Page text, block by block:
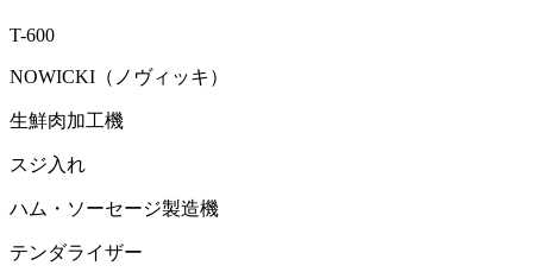
T-600
NOWICKI（ノヴィッキ）
生鮮肉加工機
スジ入れ
ハム・ソーセージ製造機
テンダライザー